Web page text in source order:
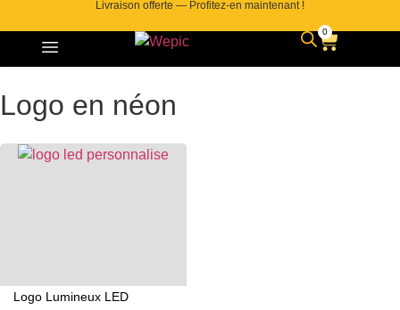
Livraison offerte — Profitez-en maintenant !
0
Logo en néon
Logo Lumineux LED